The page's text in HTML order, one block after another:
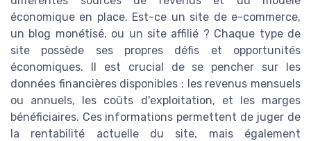
économique en place. Est-ce un site de e-commerce,
un blog monétisé, ou un site affilié ? Chaque type de
site possède ses propres défis et opportunités
économiques. Il est crucial de se pencher sur les
données financières disponibles : les revenus mensuels
ou annuels, les coûts d'exploitation, et les marges
bénéficiaires. Ces informations permettent de juger de
la rentabilité actuelle du site, mais également